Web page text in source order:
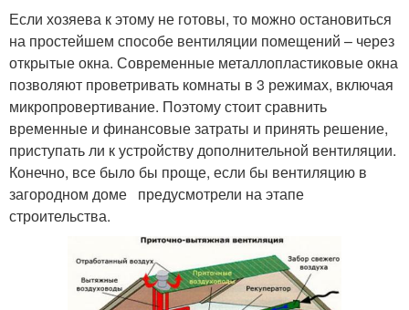
Если хозяева к этому не готовы, то можно остановиться
на простейшем способе вентиляции помещений – через
открытые окна. Современные металлопластиковые окна
позволяют проветривать комнаты в 3 режимах, включая
микропровертивание. Поэтому стоит сравнить
временные и финансовые затраты и принять решение,
приступать ли к устройству дополнительной вентиляции.
Конечно, все было бы проще, если бы вентиляцию в
загородном доме предусмотрели на этапе
строительства.